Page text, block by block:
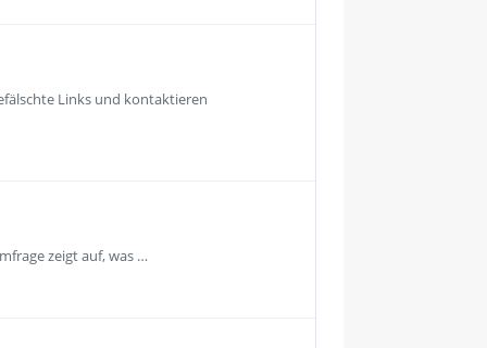
Links und kontaktieren
zeigt auf, was …